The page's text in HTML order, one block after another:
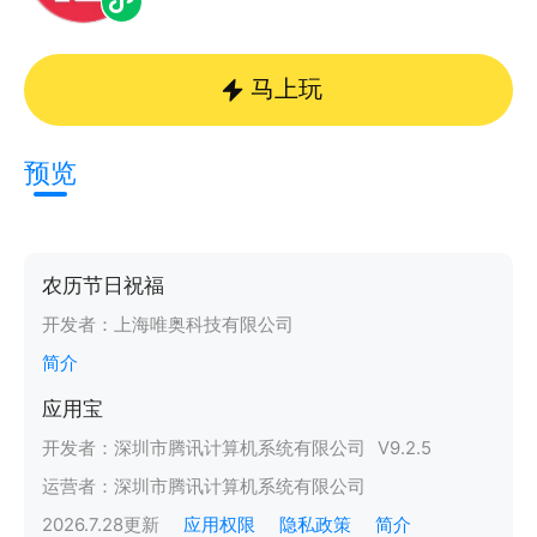
马上玩
预览
农历节日祝福
开发者： 上海唯奥科技有限公司
简介
应用宝
开发者： 深圳市腾讯计算机系统有限公司 V9.2.5
运营者： 深圳市腾讯计算机系统有限公司
2026.7.28更新 应用权限 隐私政策 简介